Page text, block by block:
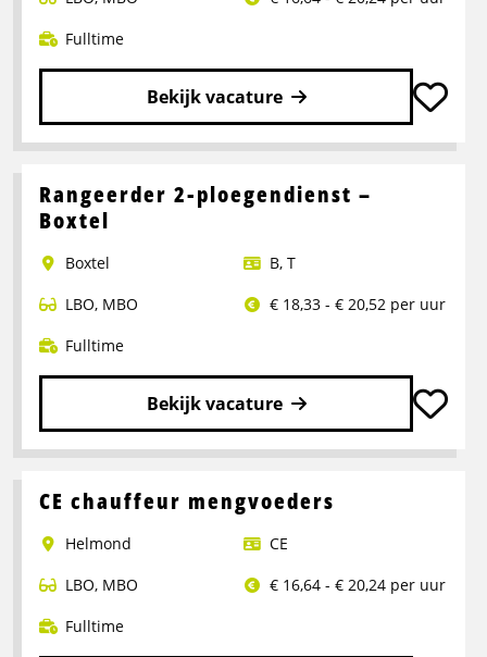
Fulltime
Bekijk vacature
Lees
over
Portaalwagen
Rangeerder 2-ploegendienst –
Boxtel
Boxtel B, T
LBO, MBO
€ 18,33 - € 20,52 per uur
Fulltime
Bekijk vacature
Lees
over
2-
ploegendienst
Boxtel
CE chauffeur mengvoeders
Helmond
CE
LBO, MBO
€ 16,64 - € 20,24 per uur
Fulltime